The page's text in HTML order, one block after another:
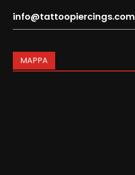
info@tattoopiercings.com
MAPPA